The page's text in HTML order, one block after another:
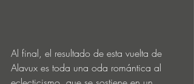
Al final, el resultado de esta vuelta de
Alavux es toda una oda romántica al